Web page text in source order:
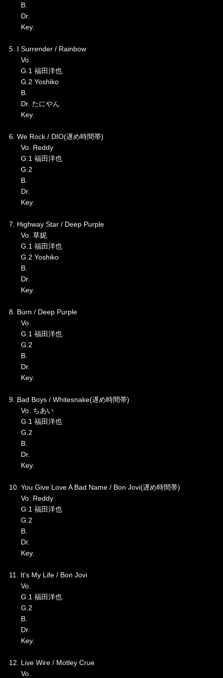
B.
Dr.
Key.
5. I Surrender / Rainbow
Vo.
G.1 福田洋也
G.2 Yoshiko
B.
Dr. たにやん
Key.
6. We Rock / DIO(遅め時間帯)
Vo. Reddy
G.1 福田洋也
G.2
B.
Dr.
Key.
7. Highway Star / Deep Purple
Vo. 草妮
G.1 福田洋也
G.2 Yoshiko
B.
Dr.
Key.
8. Burn / Deep Purple
Vo.
G.1 福田洋也
G.2
B.
Dr.
Key.
9. Bad Boys / Whitesnake(遅め時間帯)
Vo. ちあい
G.1 福田洋也
G.2
B.
Dr.
Key.
10. You Give Love A Bad Name / Bon Jovi(遅め時間帯)
Vo. Reddy
G.1 福田洋也
G.2
B.
Dr.
Key.
11. It's My Life / Bon Jovi
Vo.
G.1 福田洋也
G.2
B.
Dr.
Key.
12. Live Wire / Motley Crue
Vo.